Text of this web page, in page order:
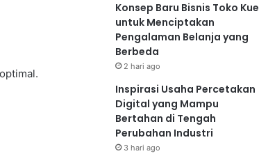
Konsep Baru Bisnis Toko Kue
untuk Menciptakan
Pengalaman Belanja yang
Berbeda
2 hari ago
Inspirasi Usaha Percetakan
Digital yang Mampu
Bertahan di Tengah
Perubahan Industri
3 hari ago